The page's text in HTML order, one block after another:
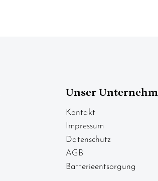
Unser
Kontakt
Impressum
Datenschutz
AGB
Batterieentsorgung